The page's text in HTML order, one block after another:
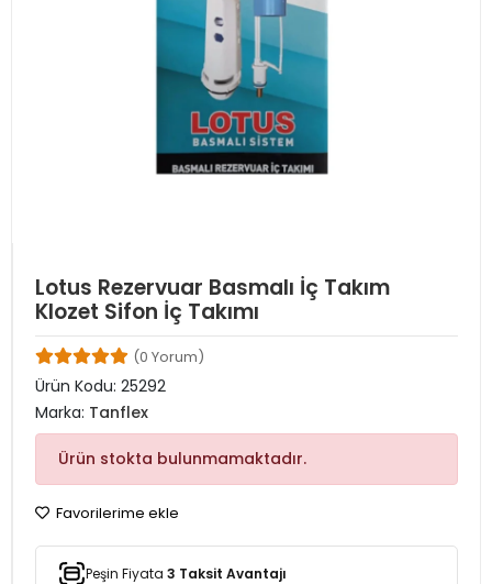
Lotus Rezervuar Basmalı İç Takım
Klozet Sifon İç Takımı
(0 Yorum)
Ürün Kodu: 25292
Marka: Tanflex
Ürün stokta bulunmamaktadır.
Favorilerime ekle
Peşin Fiyata 3 Taksit Avantajı